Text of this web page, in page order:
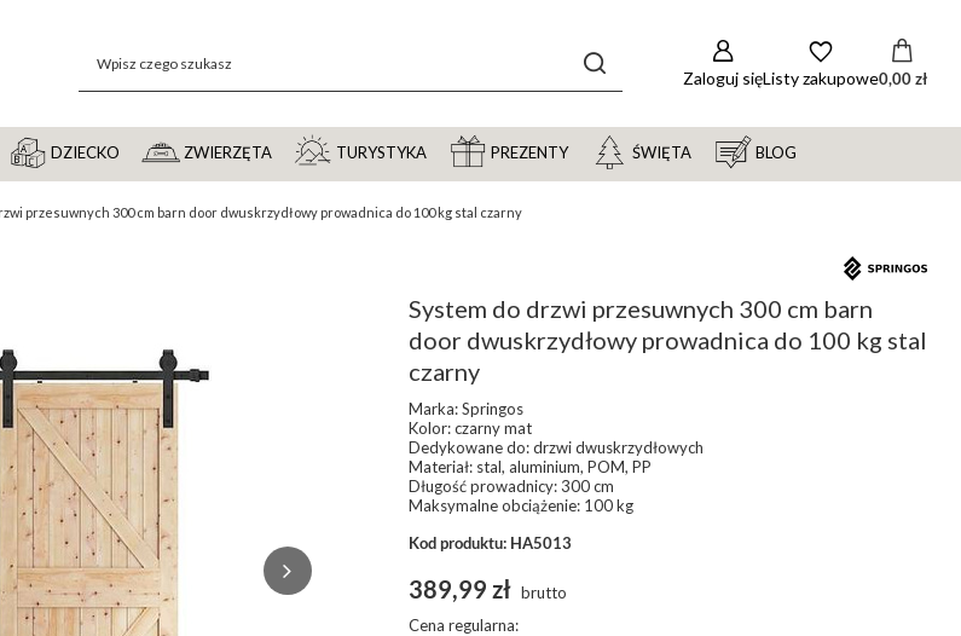
Zaloguj sięListy zakupowe0,00 zł
DZIECKO ZWIERZĘTA TURYSTYKA PREZENTY ŚWIĘTA BLOG
przesuwnych 300 cm barn door dwuskrzydłowy prowadnica do 100 kg stal czarny
System do drzwi przesuwnych 300 cm barn
door dwuskrzydłowy prowadnica do 100 kg stal
czarny
Marka: Springos
Kolor: czarny mat
Dedykowane do: drzwi dwuskrzydłowych
Materiał: stal, aluminium, POM, PP
Długość prowadnicy: 300 cm
Maksymalne obciążenie: 100 kg
Kod produktu: HA5013
389,99 zł brutto
Cena regularna: